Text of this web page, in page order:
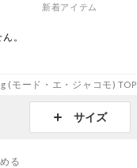
新着アイテム
。
(モード・エ・ジャコモ) TOP
サイズ
る